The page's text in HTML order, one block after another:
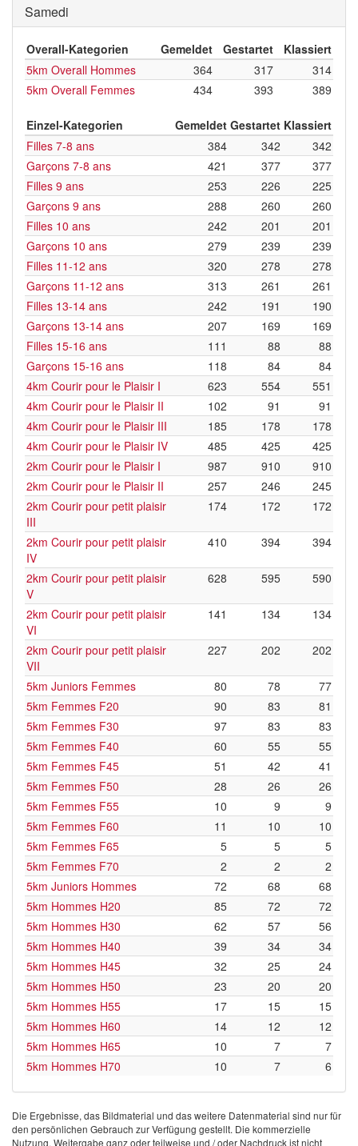
Samedi
Overall-Kategorien Gemeldet Gestartet
Klassiert
5km Overall Hommes
364 317
314
5km Overall Femmes
434 393 389
Einzel-Kategorien Gemeldet Gestartet Klassiert
Filles 7-8 ans
384 342
342
Garçons 7-8 ans
421 377
377
Filles 9 ans
253 226
225
Garçons 9 ans
288 260
260
Filles 10 ans
242 201
201
Garçons 10 ans
279 239
239
Filles 11-12 ans
320 278
278
Garçons 11-12 ans
313 261
261
Filles 13-14 ans
242 191
190
Garçons 13-14 ans
207 169
169
Filles 15-16 ans
111 88
88
Garçons 15-16 ans
118 84
84
4km Courir pour le Plaisir I
623 554
551
4km Courir pour le Plaisir II
102 91
91
4km Courir pour le Plaisir III
185 178
178
4km Courir pour le Plaisir IV
485 425
425
2km Courir pour le Plaisir I
987 910
910
2km Courir pour le Plaisir II
257 246
245
2km Courir pour petit plaisir
III
174 172 172
2km Courir pour petit plaisir
IV
410 394 394
2km Courir pour petit plaisir
V
628 595 590
2km Courir pour petit plaisir
VI
141 134 134
2km Courir pour petit plaisir
VII
227 202 202
5km Juniors Femmes 80 78
77
5km Femmes F20
90 83
81
5km Femmes F30
97 83
83
5km Femmes F40
60 55
55
5km Femmes F45
51 42
41
5km Femmes F50
28 26
26
5km Femmes F55
10 9
9
5km Femmes F60
11 10
10
5km Femmes F65
5 5
5
5km Femmes F70
2 2
2
5km Juniors Hommes
72 68
68
5km Hommes H20
85 72
72
5km Hommes H30
62 57
56
5km Hommes H40
39 34
34
5km Hommes H45
32 25
24
5km Hommes H50
23 20
20
5km Hommes H55
17 15
15
5km Hommes H60
14 12
12
5km Hommes H65
10 7
7
5km Hommes H70
10 7 6
Die Ergebnisse, das Bildmaterial und das weitere Datenmaterial sind nur für
den persönlichen Gebrauch zur Verfügung gestellt. Die kommerzielle
Nutzung, Weitergabe ganz oder teilweise und / oder Nachdruck ist nicht